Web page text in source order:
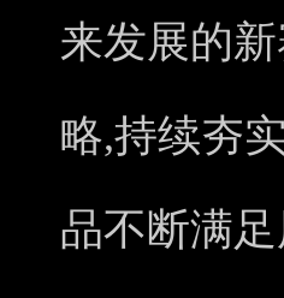
来发展的
略,持续夯
品不断满